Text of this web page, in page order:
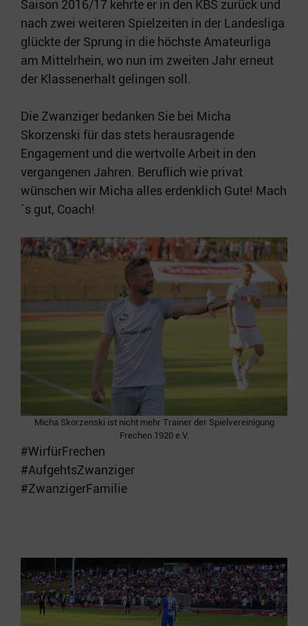
Saison 2016/17 kehrte er in den KBS zurück und
nach zwei weiteren Spielzeiten in der Landesliga
glückte der Sprung in die höchste Amateurliga
am Mittelrhein, wo nun im zweiten Jahr erneut
der Klassenerhalt gelingen soll.
Die Zwanziger bedanken Sie bei Micha
Skorzenski für das stets herausragende
Engagement und die wertvolle Arbeit in den
vergangenen Jahren. Beruflich wie privat
wünschen wir Micha alles erdenklich Gute! Mach
´s gut, Coach!
Micha Skorzenski ist nicht mehr Trainer der Spielvereinigung
Frechen 1920 e.V.
#WirfürFrechen
#AufgehtsZwanziger
#ZwanzigerFamilie